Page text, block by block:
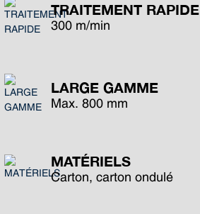
TRAITEMENT RAPIDE
300 m/min
LARGE GAMME
Max. 800 mm
MATÉRIELS
Carton, carton ondulé